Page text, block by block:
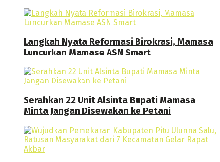
Langkah Nyata Reformasi Birokrasi, Mamasa
Luncurkan Mamase ASN Smart
Serahkan 22 Unit Alsinta Bupati Mamasa
Minta Jangan Disewakan ke Petani